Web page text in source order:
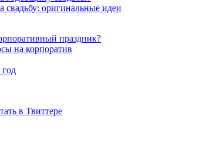
свадьбу: оригинальные идеи
праздник?
на корпоратив
в Твиттере